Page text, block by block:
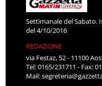
Settimanale del Sabato.
del 4/10/2016
REDAZIONE
via Festaz, 52 - 11100
Tel: 0165/231711 - Fax:
Mail: